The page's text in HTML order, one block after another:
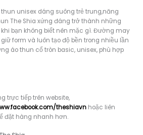
unisex dáng suông trẻ trung,năng
The Shia xứng đáng trở thành những
bạn không biết nên mặc gì. Đường may
form và luôn tạo độ bền trong nhiều lần
áo thun cổ tròn basic, unisex, phù hợp
trực tiếp trên website,
theshiavnhoặc liên
đặt hàng nhanh hơn.